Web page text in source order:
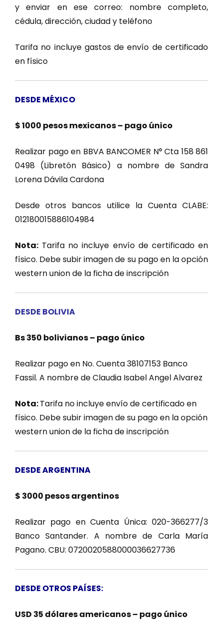
y enviar en ese correo: nombre completo,
cédula, dirección, ciudad y teléfono
Tarifa no incluye gastos de envío de certificado
en físico
DESDE MÉXICO
$ 1000 pesos mexicanos – pago único
Realizar pago en BBVA BANCOMER N° Cta 158 861
0498 (Libretón Básico) a nombre de Sandra
Lorena Dávila Cardona
Desde otros bancos utilice la Cuenta CLABE:
012180015886104984
Nota: Tarifa no incluye envío de certificado en
físico. Debe subir imagen de su pago en la opción
western union de la ficha de inscripción
DESDE BOLIVIA
Bs 350 bolivianos – pago único
Realizar pago en No. Cuenta 38107153 Banco
Fassil. A nombre de Claudia Isabel Angel Alvarez
Nota:Tarifa no incluye envío de certificado en
físico. Debe subir imagen de su pago en la opción
western union de la ficha de inscripción
DESDE ARGENTINA
$ 3000 pesos argentinos
Realizar pago en Cuenta Única: 020-366277/3
Banco Santander. A nombre de Carla María
Pagano. CBU: 0720020588000036627736
DESDE OTROS PAÍSES:
USD 35 dólares americanos – pago único